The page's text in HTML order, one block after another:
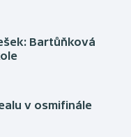
Bartůňková
v osmifinále